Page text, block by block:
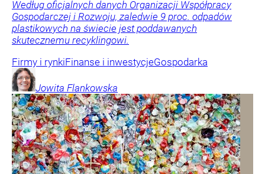
Według oficjalnych danych Organizacji Współpracy
Gospodarczej i Rozwoju, zaledwie 9 proc. odpadów
plastikowych na świecie jest poddawanych
skutecznemu recyklingowi.
Firmy i rynkiFinanse i inwestycjeGospodarka
Jowita Flankowska